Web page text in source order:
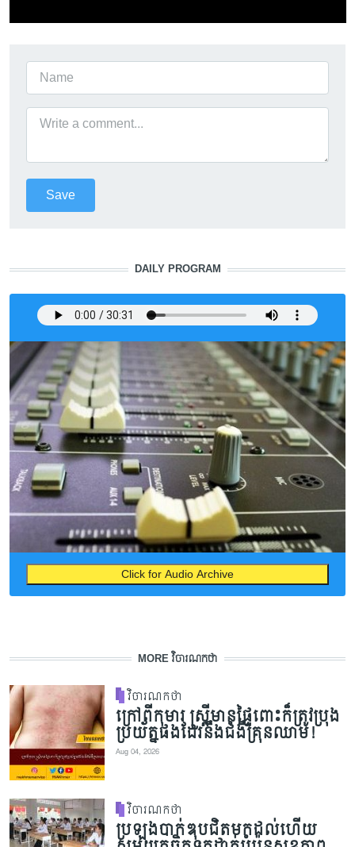
DAILY PROGRAM
Click for Audio Archive
MORE វិចារណកថា
វិចារណកថា
ក្រៅពីកុមារ ស្ត្រីមានផ្ទៃពោះក៏ត្រូវប្រុង
ប្រយ័ត្នផងដែរនឹងជំងឺគ្រុនឈាម!
Aug 04, 2026
វិចារណកថា
ប្រឡងបាក់ឌុបជិតមកដល់ហើយ